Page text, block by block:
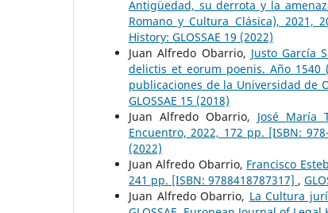
Antigüedad, su derrota y la
Romano y Cultura Clásica), 2021,
History: GLOSSAE 19 (2022)
Juan Alfredo Obarrio, Justo García
delictis et eorum poenis. Año
publicaciones de la Universidad de
GLOSSAE 15 (2018)
Juan Alfredo Obarrio, José María
Encuentro, 2022, 172 pp. [ISBN:
(2022)
Juan Alfredo Obarrio, Francisco
241 pp. [ISBN: 9788418787317] ,
Juan Alfredo Obarrio, La Cultura